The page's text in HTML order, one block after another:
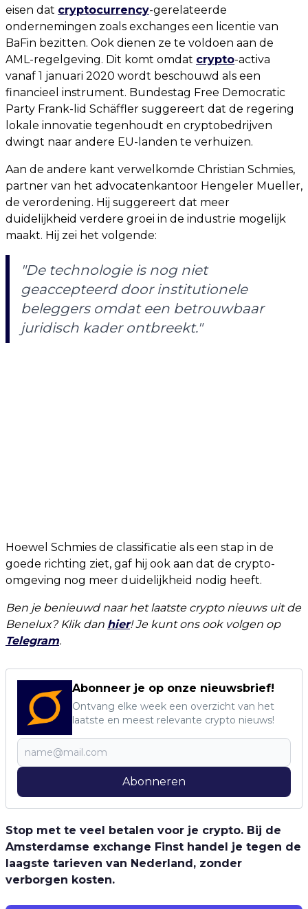
eisen dat cryptocurrency-gerelateerde
ondernemingen zoals exchanges een licentie van
BaFin bezitten. Ook dienen ze te voldoen aan de
AML-regelgeving. Dit komt omdat crypto-activa
vanaf 1 januari 2020 wordt beschouwd als een
financieel instrument. Bundestag Free Democratic
Party Frank-lid Schäffler suggereert dat de regering
lokale innovatie tegenhoudt en cryptobedrijven
dwingt naar andere EU-landen te verhuizen.
Aan de andere kant verwelkomde Christian Schmies,
partner van het advocatenkantoor Hengeler Mueller,
de verordening. Hij suggereert dat meer
duidelijkheid verdere groei in de industrie mogelijk
maakt. Hij zei het volgende:
"De technologie is nog niet
geaccepteerd door institutionele
beleggers omdat een betrouwbaar
juridisch kader ontbreekt."
Hoewel Schmies de classificatie als een stap in de
goede richting ziet, gaf hij ook aan dat de crypto-
omgeving nog meer duidelijkheid nodig heeft.
Ben je benieuwd naar het laatste crypto nieuws uit de
Benelux? Klik dan hier! Je kunt ons ook volgen op
Telegram.
Abonneer je op onze nieuwsbrief!
Ontvang elke week een overzicht van het
laatste en meest relevante crypto nieuws!
Abonneren
Stop met te veel betalen voor je crypto. Bij de
Amsterdamse exchange Finst handel je tegen de
laagste tarieven van Nederland, zonder
verborgen kosten.